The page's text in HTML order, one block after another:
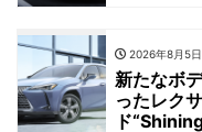
2026年8月5日
新たなボ
ったレク
ド